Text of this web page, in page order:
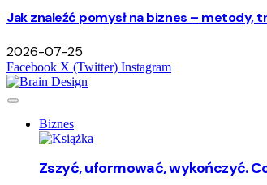
Jak znaleźć pomysł na biznes – metody,
2026-07-25
Facebook X (Twitter) Instagram
Biznes
Zszyć, uformować, wykończyć.